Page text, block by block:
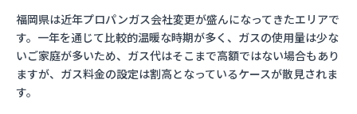
イワタニ九州株式会社 久留米営業所
イワタニ九州株式会社 弓削田営業所
イワタニ九州株式会社 行橋営業所
イワタニ九州株式会社 福岡支店
福岡県は近年プロパンガス会社変更が盛んになってきたエリアで
す。一年を通じて比較的温暖な時期が多く、ガスの使用量は少な
いご家庭が多いため、ガス代はそこまで高額ではない場合もあり
ますが、ガス料金の設定は割高となっているケースが散見されま
す。